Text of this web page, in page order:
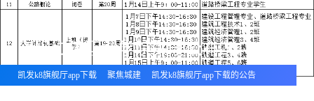
凯发k8旗舰厅app下载 聚焦城建 凯发k8旗舰厅app下载的公告